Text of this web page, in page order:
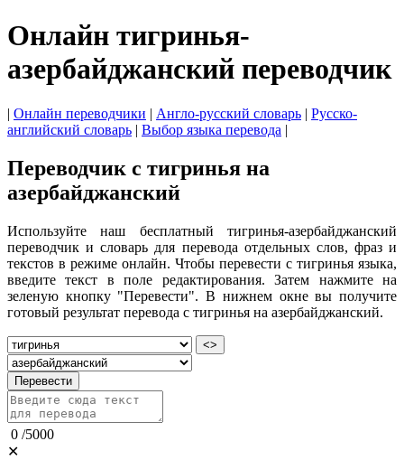
Онлайн тигринья-
азербайджанский переводчик
| Онлайн переводчики | Англо-русский словарь | Русско-
английский словарь | Выбор языка перевода |
Переводчик с тигринья на
азербайджанский
Используйте наш бесплатный тигринья-азербайджанский
переводчик и словарь для перевода отдельных слов, фраз и
текстов в режиме онлайн. Чтобы перевести с тигринья языка,
введите текст в поле редактирования. Затем нажмите на
зеленую кнопку "Перевести". В нижнем окне вы получите
готовый результат перевода с тигринья на азербайджанский.
<>
Перевести
0 /5000
✕